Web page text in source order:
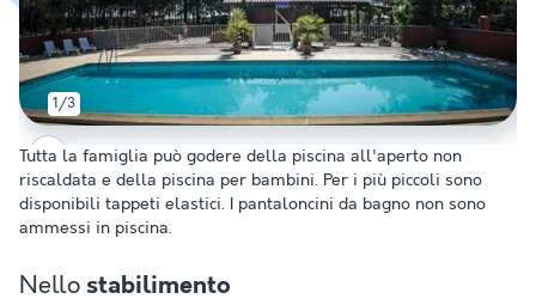
1/3
Tutta la famiglia può godere della piscina all'aperto non
riscaldata e della piscina per bambini. Per i più piccoli sono
disponibili tappeti elastici. I pantaloncini da bagno non sono
ammessi in piscina.
Nello stabilimento